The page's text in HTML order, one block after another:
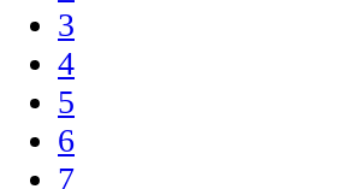
3
4
5
6
7